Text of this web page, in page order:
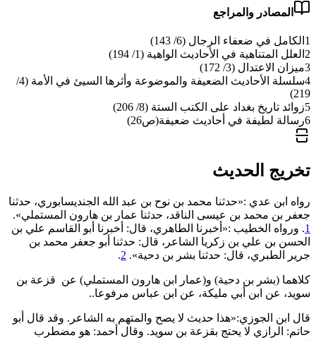
المصادر والمراجع
1 الكامل في ضعفاء الرجال (6/ 143)
2 العلل المتناهية في الأحاديث الواهية (1/ 194)
3ميزان الاعتدال (3/ 172)
4
سلسلة الأحاديث الضعيفة والموضوعة وأثرها السيئ في الأمة (4/
219)
5زوائد تاريخ بغداد على الكتب الستة (8/ 206)
6رسالة لطيفة في أحاديث ضعيفة(ص26)
تخريج الحديث
رواه ابن عدي :«حدثنا محمد بن نوح بن عبد الله الجنديسابوري، حدثنا
جعفر بن محمد بن عيسى الناقد، حدثنا عمار بن هارون المستملي».
1. ورواه الخطيب :«أخبرنا الطاهري، قال: أخبرنا أبو القاسم علي بن
الحسن بن علي بن زكريا الشاعر، قال: حدثنا أبو جعفر محمد بن
جرير الطبري، قال: حدثنا بشر بن دحية». 2
.
كلاهما (بشر بن دحية) و(عمار ابن هارون المستملي) عن قزعة بن
سويد، عن ابن أبي مليكة، عن ابن عباس مرفوعا..
قال ابن الجوزي:«هذا حديث لا يصح والمتهم به الشاعر. وقد قال أبو
حاتم: الرازي لا يحتج بقزعة بن سويد. وقال أحمد: هو مضطرب